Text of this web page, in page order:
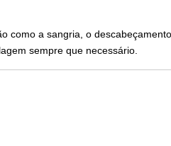
como a sangria, o
sempre que necessário.